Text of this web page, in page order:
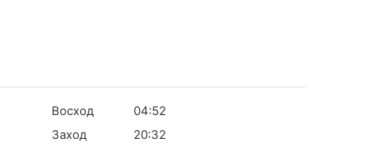
Восход
04:52
Заход
20:32